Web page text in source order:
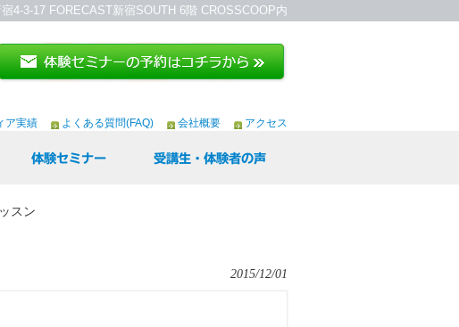
4-3-17 FORECAST新宿SOUTH 6階 CROSSCOOP内
ア実績 よくある質問(FAQ) 会社概要 アクセス
体験セミナー 受講生・体験者の声
スン
2015/12/01